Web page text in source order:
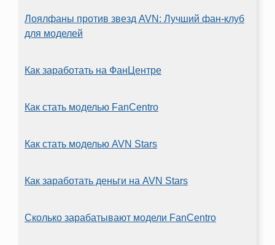
Лоялфаны против звезд AVN: Лучший фан-клуб
для моделей
Как заработать на ФанЦентре
Как стать моделью FanCentro
Как стать моделью AVN Stars
Как заработать деньги на AVN Stars
Сколько зарабатывают модели FanCentro